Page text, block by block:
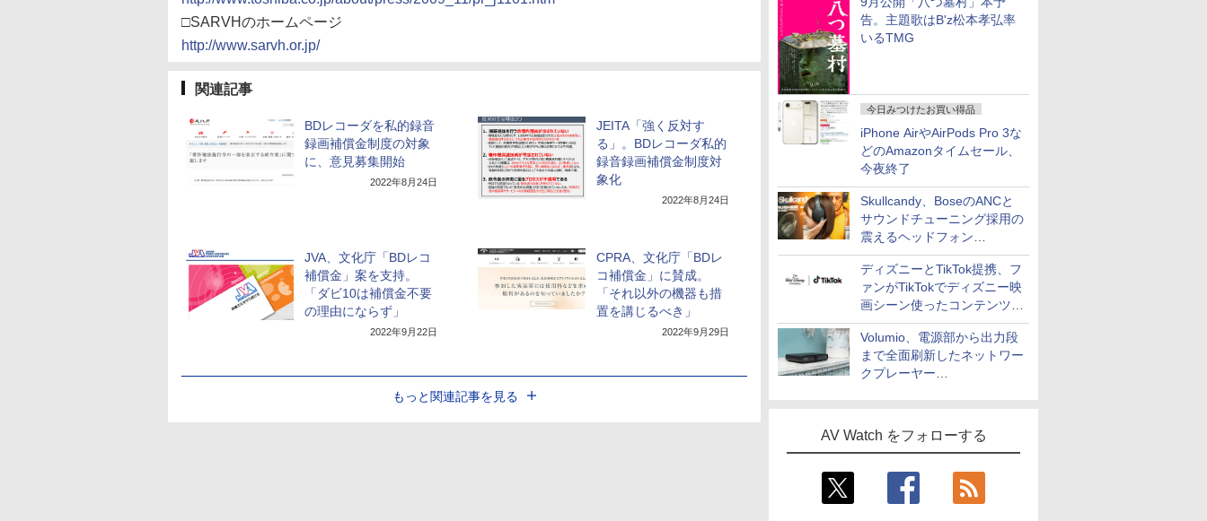
告。主題歌はB'z松本孝弘率
いるTMG
今日みつけたお買い得品
iPhone AirやAirPods Pro 3な
どのAmazonタイムセール、
今夜終了
Skullcandy、BoseのANCと
サウンドチューニング採用の
震えるヘッドフォン
「Crusher 1080 ANC」
ディズニーとTikTok提携、フ
ァンがTikTokでディズニー映
画シーン使ったコンテンツ制
作、Disney+にも配信
Volumio、電源部から出力段
まで全面刷新したネットワー
クプレーヤー
AV Watch をフォローする
□SARVHのホームページ
http://www.sarvh.or.jp/
関連記事
BDレコーダを私的録音
録画補償金制度の対象
に、意見募集開始
2022年8月24日
JEITA「強く反対す
る」。BDレコーダ私的
録音録画補償金制度対
象化
2022年8月24日
JVA、文化庁「BDレコ
補償金」案を支持。
「ダビ10は補償金不要
の理由にならず」
2022年9月22日
CPRA、文化庁「BDレ
コ補償金」に賛成。
「それ以外の機器も措
置を講じるべき」
2022年9月29日
もっと関連記事を見る